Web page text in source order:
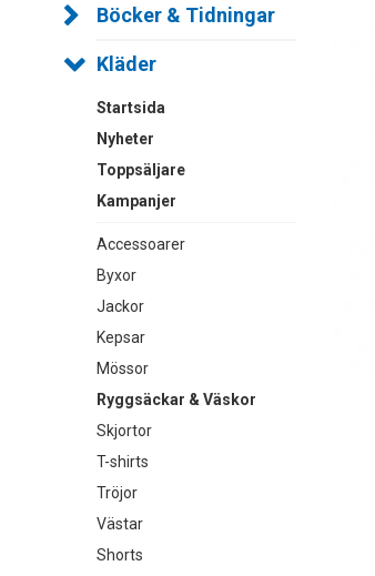
Böcker & Tidningar
Kläder
Startsida
Nyheter
Toppsäljare
Kampanjer
Accessoarer
Byxor
Jackor
Kepsar
Mössor
Ryggsäckar & Väskor
Skjortor
T-shirts
Tröjor
Västar
Shorts